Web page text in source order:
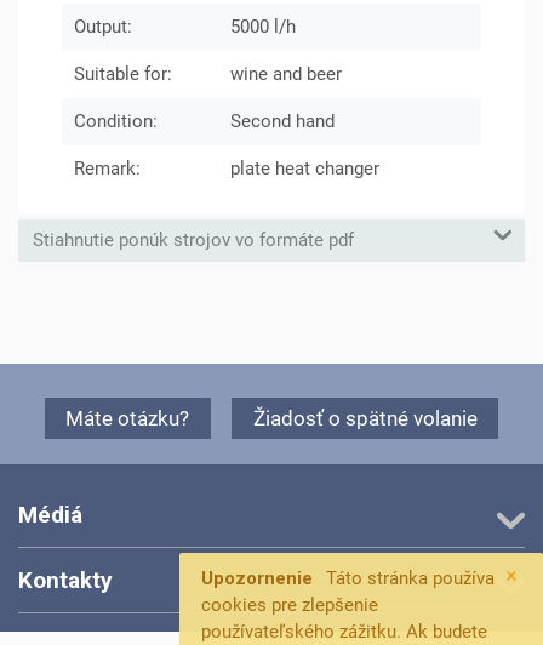
×
Upozornenie
Táto stránka používa
cookies pre zlepšenie
používateľského zážitku. Ak budete
Output: 5000 l/h
Suitable for: wine and beer
Condition: Second hand
Remark: plate heat changer
Stiahnutie ponúk strojov vo formáte pdf
Máte otázku? Žiadosť o spätné volanie
Médiá
Kontakty